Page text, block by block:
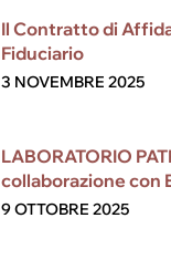
Il Contratto di
Fiduciario
3 NOVEMBRE 2025
LABORATORIO
collaborazione con
9 OTTOBRE 2025